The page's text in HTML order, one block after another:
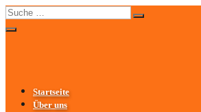
Startseite
Über uns